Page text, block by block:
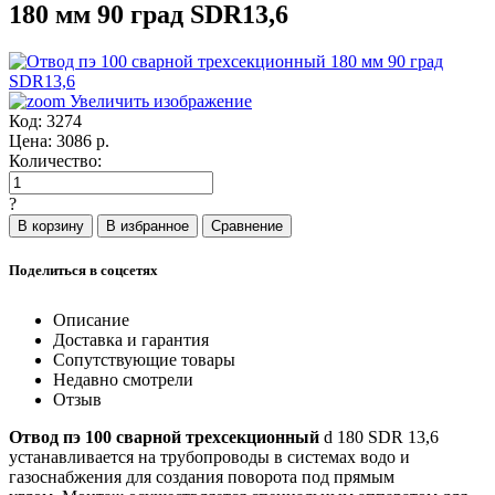
180 мм 90 град SDR13,6
Увеличить изображение
Код: 3274
Цена: 3086 р.
Количество:
?
Поделиться в соцсетях
Описание
Доставка и гарантия
Сопутствующие товары
Недавно смотрели
Отзыв
Отвод пэ 100 сварной трехсекционный d 180 SDR 13,6
устанавливается на трубопроводы в системах водо и
газоснабжения для создания поворота под прямым